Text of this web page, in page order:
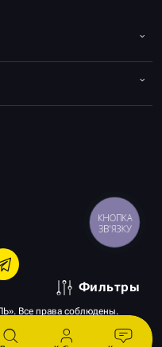
Фильтры
Все права соблюдены.
КНОПКА
ЗВ'ЯЗКУ